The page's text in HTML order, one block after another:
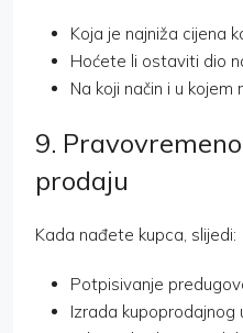
Koja je najniža cijena
Hoćete li ostaviti dio
Na koji način i u kojem
9.
prodaju
Kada nađete kupca, slijedi:
Potpisivanje
Izrada kupoprodajnog